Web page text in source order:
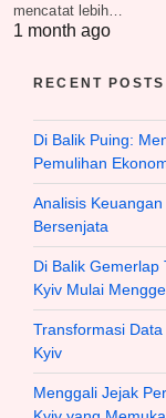
mencatat lebih…
1 month ago
RECENT POSTS
Di Balik Puing:
Pemulihan
Analisis
Bersenjata
Di Balik Gemerlap
Kyiv Mulai
Transformasi
Kyiv
Menggali Jejak